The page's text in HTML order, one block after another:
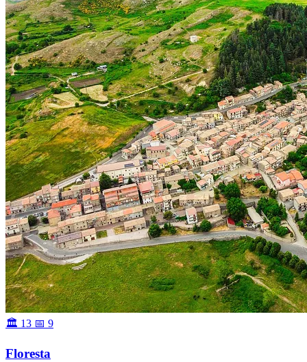
🏛 13 📅 9
Floresta